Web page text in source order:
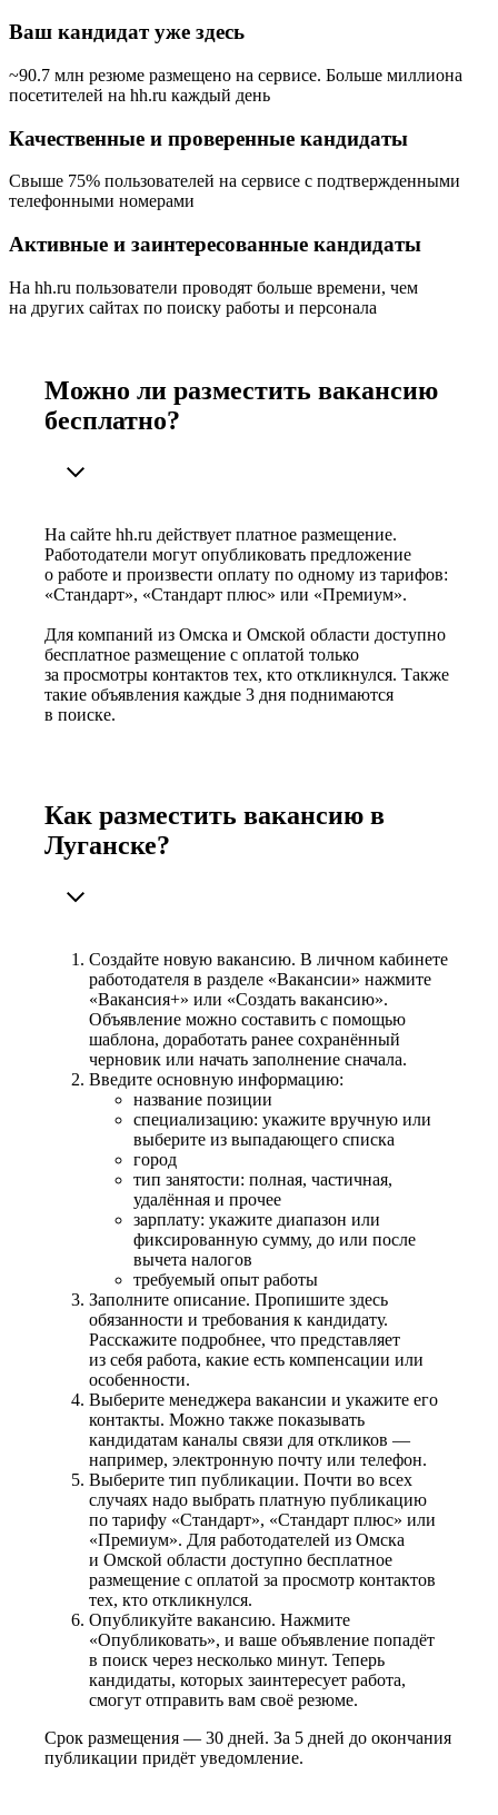
Ваш кандидат уже здесь
~90.7 млн резюме размещено на сервисе. Больше миллиона
посетителей на hh.ru каждый день
Качественные и проверенные кандидаты
Свыше 75% пользователей на сервисе с подтвержденными
телефонными номерами
Активные и заинтересованные кандидаты
На hh.ru пользователи проводят больше времени, чем
на других сайтах по поиску работы и персонала
Можно ли разместить вакансию
бесплатно?
На сайте hh.ru действует платное размещение.
Работодатели могут опубликовать предложение
о работе и произвести оплату по одному из тарифов:
«Стандарт», «Стандарт плюс» или «Премиум».
Для компаний из Омска и Омской области доступно
бесплатное размещение с оплатой только
за просмотры контактов тех, кто откликнулся. Также
такие объявления каждые 3 дня поднимаются
в поиске.
Как разместить вакансию в
Луганске?
Создайте новую вакансию. В личном кабинете
работодателя в разделе «Вакансии» нажмите
«Вакансия+» или «Создать вакансию».
Объявление можно составить с помощью
шаблона, доработать ранее сохранённый
черновик или начать заполнение сначала.
Введите основную информацию:
название позиции
специализацию: укажите вручную или
выберите из выпадающего списка
город
тип занятости: полная, частичная,
удалённая и прочее
зарплату: укажите диапазон или
фиксированную сумму, до или после
вычета налогов
требуемый опыт работы
Заполните описание. Пропишите здесь
обязанности и требования к кандидату.
Расскажите подробнее, что представляет
из себя работа, какие есть компенсации или
особенности.
Выберите менеджера вакансии и укажите его
контакты. Можно также показывать
кандидатам каналы связи для откликов —
например, электронную почту или телефон.
Выберите тип публикации. Почти во всех
случаях надо выбрать платную публикацию
по тарифу «Стандарт», «Стандарт плюс» или
«Премиум». Для работодателей из Омска
и Омской области доступно бесплатное
размещение с оплатой за просмотр контактов
тех, кто откликнулся.
Опубликуйте вакансию. Нажмите
«Опубликовать», и ваше объявление попадёт
в поиск через несколько минут. Теперь
кандидаты, которых заинтересует работа,
смогут отправить вам своё резюме.
Срок размещения — 30 дней. За 5 дней до окончания
публикации придёт уведомление.